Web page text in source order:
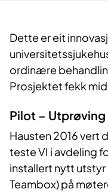
Dette er eit
ordinære
Prosjektet fekk
Pilot –
Hausten 2016 vert
teste VI i avdeling
installert nytt
Teambox) på